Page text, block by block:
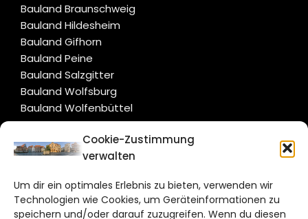
Cookie-Zustimmung
verwalten
Um dir ein optimales Erlebnis zu bieten, verwenden wir
Technologien wie Cookies, um Geräteinformationen zu
speichern und/oder darauf zuzugreifen. Wenn du diesen
Bauland Braunschweig
Bauland Hildesheim
Bauland Gifhorn
Bauland Peine
Bauland Salzgitter
Bauland Wolfsburg
Bauland Wolfenbüttel
CITYLIFE!
hildesheim@citylifemedien.de
Bruchtorwall 12